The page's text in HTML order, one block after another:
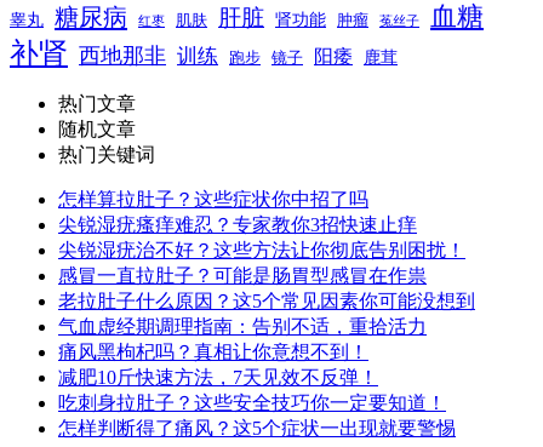
睾丸 糖尿病 红枣 肌肤 肝脏 肾功能 肿瘤 菟丝子 血糖
补肾 西地那非 训练 跑步 镜子 阳痿 鹿茸
热门文章
随机文章
热门关键词
怎样算拉肚子？这些症状你中招了吗
尖锐湿疣瘙痒难忍？专家教你3招快速止痒
尖锐湿疣治不好？这些方法让你彻底告别困扰！
感冒一直拉肚子？可能是肠胃型感冒在作祟
老拉肚子什么原因？这5个常见因素你可能没想到
气血虚经期调理指南：告别不适，重拾活力
痛风黑枸杞吗？真相让你意想不到！
减肥10斤快速方法，7天见效不反弹！
吃刺身拉肚子？这些安全技巧你一定要知道！
怎样判断得了痛风？这5个症状一出现就要警惕